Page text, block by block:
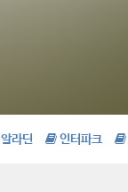
알라딘 인터파크